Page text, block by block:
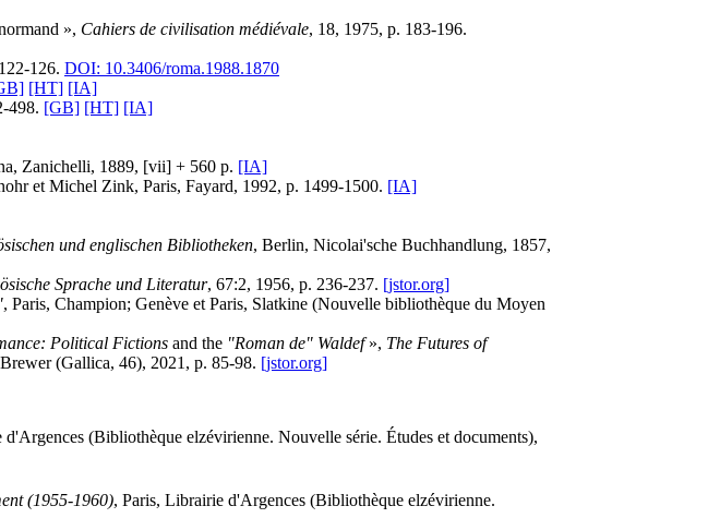
», Cahiers de civilisation médiévale, 18, 1975, p. 183-196.
126. DOI: 10.3406/roma.1988.1870
[HT] [IA]
498. [GB] [HT] [IA]
Zanichelli, 1889, [vii] + 560 p. [IA]
et Michel Zink, Paris, Fayard, 1992, p. 1499-1500. [IA]
und englischen Bibliotheken, Berlin, Nicolai'sche Buchhandlung, 1857,
Sprache und Literatur, 67:2, 1956, p. 236-237. [jstor.org]
, Paris, Champion; Genève et Paris, Slatkine (Nouvelle bibliothèque du Moyen
Political Fictions and the "Roman de" Waldef», The Futures of
(Gallica, 46), 2021, p. 85-98. [jstor.org]
(Bibliothèque elzévirienne. Nouvelle série. Études et documents),
(1955-1960), Paris, Librairie d'Argences (Bibliothèque elzévirienne.